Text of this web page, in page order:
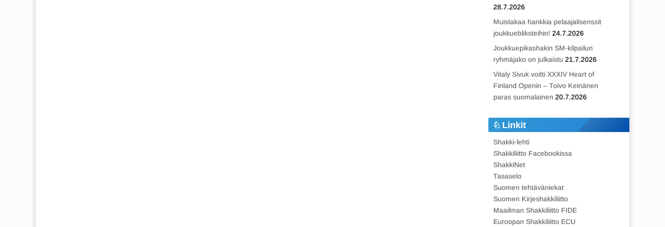
28.7.2026
Muistakaa hankkia pelaajalisenssit
joukkuebliksteihin! 24.7.2026
Joukkuepikashakin SM-kilpailun
ryhmäjako on julkaistu 21.7.2026
Vitaly Sivuk voitti XXXIV Heart of
Finland Openin – Toivo Keinänen
paras suomalainen 20.7.2026
Linkit
Shakki-lehti
Shakkiliitto Facebookissa
ShakkiNet
Tasaselo
Suomen tehtäväniekat
Suomen Kirjeshakkiliitto
Maailman Shakkiliitto FIDE
Euroopan Shakkiliitto ECU